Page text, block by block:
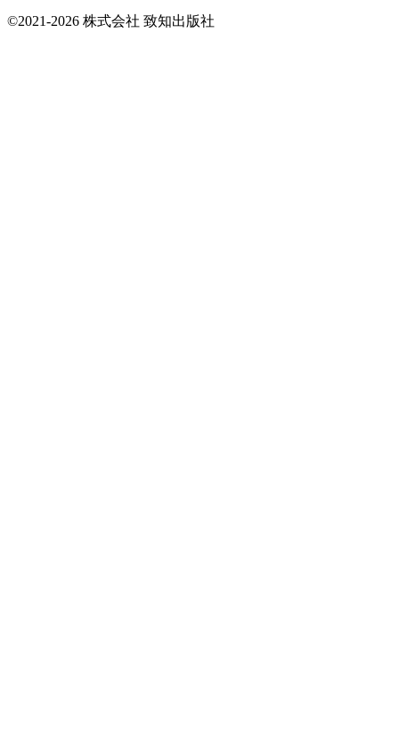
©2021-2026 株式会社 致知出版社